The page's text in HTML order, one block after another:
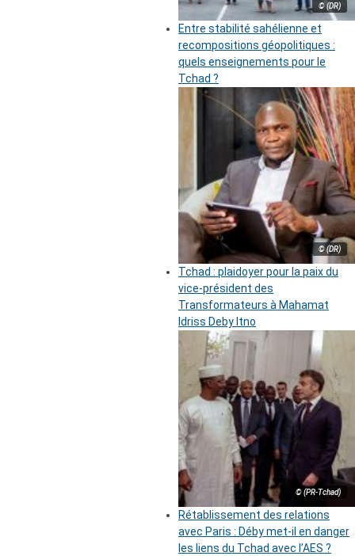
© (DR)
Entre stabilité sahélienne et
recompositions géopolitiques :
quels enseignements pour le
Tchad ?
© (DR)
Tchad : plaidoyer pour la paix du
vice-président des
Transformateurs à Mahamat
Idriss Deby Itno
© (PR-Tchad)
Rétablissement des relations
avec Paris : Déby met-il en danger
les liens du Tchad avec l’AES ?